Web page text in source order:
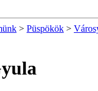
> Püspökök >